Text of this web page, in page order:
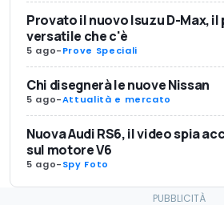
Provato il nuovo Isuzu D-Max, il
versatile che c'è
5 ago-Prove Speciali
Chi disegnerà le nuove Nissan
5 ago-Attualità e mercato
Nuova Audi RS6, il video spia
sul motore V6
5 ago-Spy Foto